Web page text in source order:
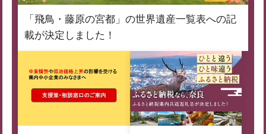
「飛鳥・藤原の宮都」の世界遺産一覧表への記
載が決定しました！